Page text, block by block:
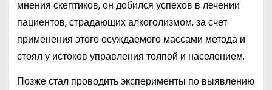
мнения скептиков, он добился успехов в лечении
пациентов, страдающих алкоголизмом, за счет
применения этого осуждаемого массами метода и
стоял у истоков управления толпой и населением.
Позже стал проводить эксперименты по выявлению